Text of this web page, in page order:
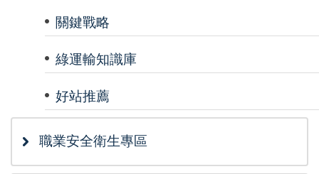
關鍵戰略
綠運輸知識庫
好站推薦
職業安全衛生專區